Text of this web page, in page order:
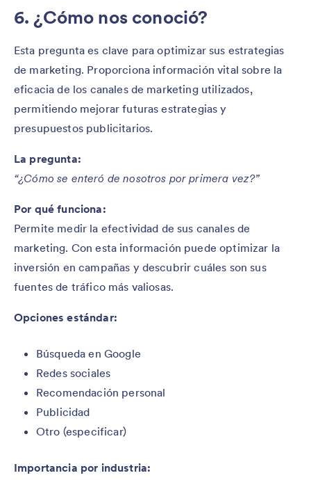
6. ¿Cómo nos conoció?
Esta pregunta es clave para optimizar sus estrategias
de marketing. Proporciona información vital sobre la
eficacia de los canales de marketing utilizados,
permitiendo mejorar futuras estrategias y
presupuestos publicitarios.
La pregunta:
“¿Cómo se enteró de nosotros por primera vez?”
Por qué funciona:
Permite medir la efectividad de sus canales de
marketing. Con esta información puede optimizar la
inversión en campañas y descubrir cuáles son sus
fuentes de tráfico más valiosas.
Opciones estándar:
Búsqueda en Google
Redes sociales
Recomendación personal
Publicidad
Otro (especificar)
Importancia por industria: